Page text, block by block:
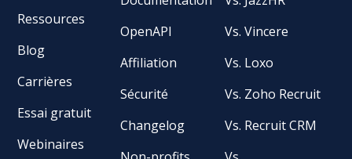
Ressources
Blog
Carrières
Essai gratuit
Webinaires
OpenAPI
Affiliation
Sécurité
Changelog
Vs. Vincere
Vs. Loxo
Vs. Zoho Recruit
Vs. Recruit CRM